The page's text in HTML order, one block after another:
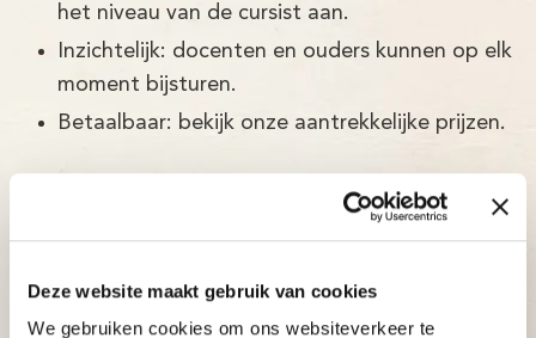
Deze website maakt gebruik van cookies
We gebruiken cookies om ons websiteverkeer te
het niveau van de cursist aan.
Inzichtelijk: docenten en ouders kunnen op elk
moment bijsturen.
Betaalbaar: bekijk onze aantrekkelijke prijzen.